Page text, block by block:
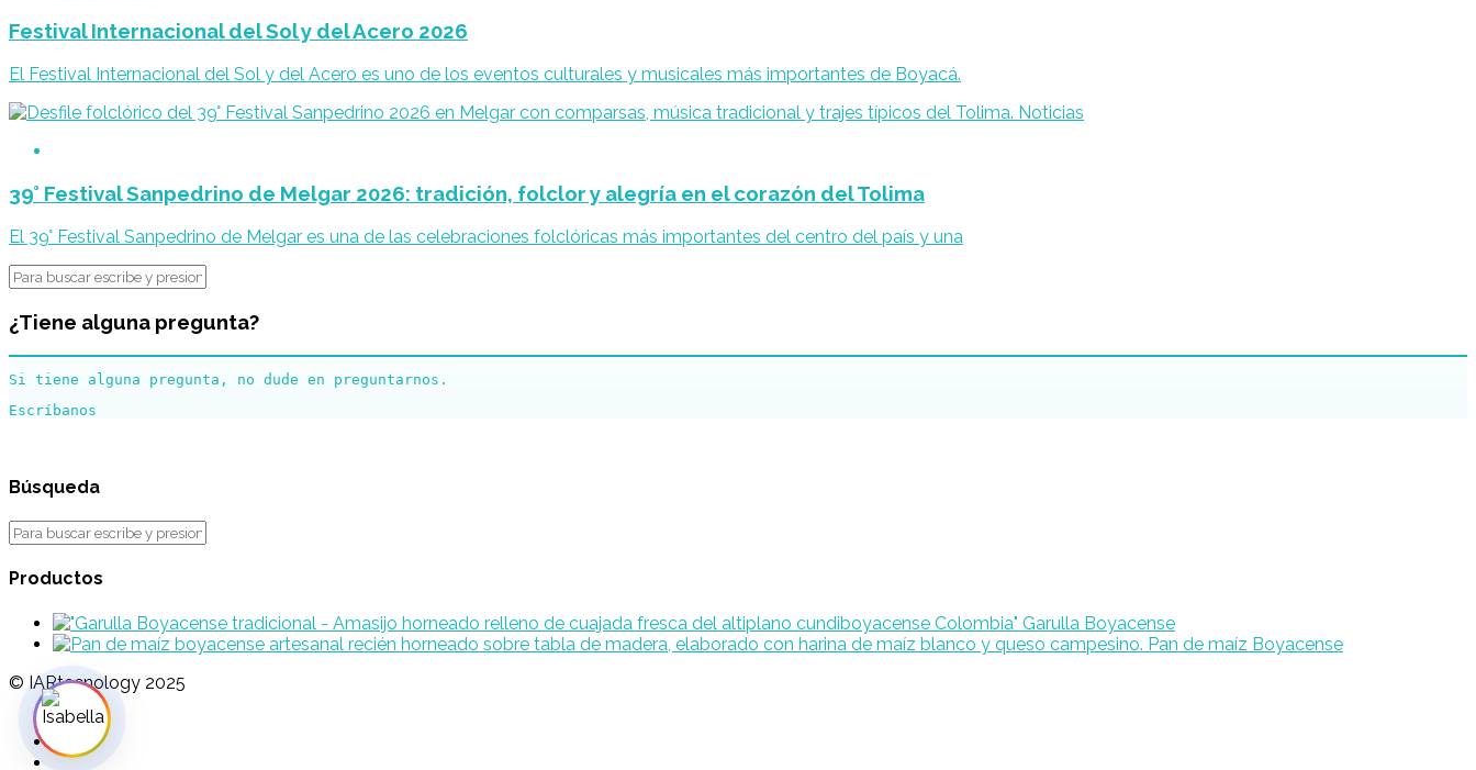
Festival Internacional del Sol y del Acero 2026
El Festival Internacional del Sol y del Acero es uno de los eventos culturales y musicales más importantes de Boyacá.
Noticias
39° Festival Sanpedrino de Melgar 2026: tradición, folclor y alegría en el corazón del Tolima
El 39° Festival Sanpedrino de Melgar es una de las celebraciones folclóricas más importantes del centro del país y una
¿Tiene alguna pregunta?
Si tiene alguna pregunta, no dude en preguntarnos.
Búsqueda
Productos
Garulla Boyacense
Pan de maíz Boyacense
© IARtecnology 2025